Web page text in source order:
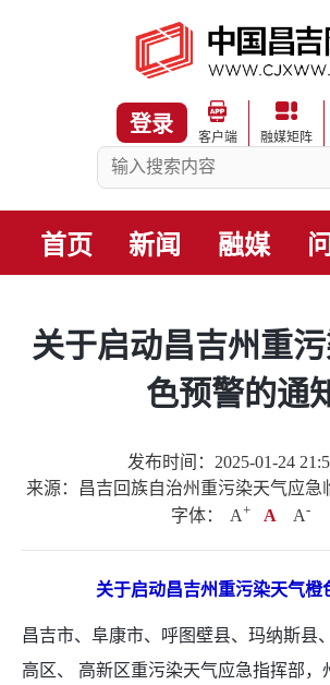
登录
客户端 融媒矩阵
首页 新闻 融媒
关于启动昌吉州重
色预警的通
发布时间：2025-01-24
来源：昌吉回族自治州重污染天气应急
字体：
A+ A A-
关于启动昌吉州重污染天气橙
昌吉市、阜康市、呼图壁县、玛纳斯县
高区、 高新区重污染天气应急指挥部，